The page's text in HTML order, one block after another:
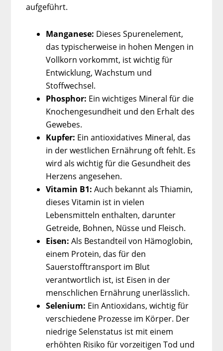
aufgeführt.
Manganese: Dieses Spurenelement,
das typischerweise in hohen Mengen in
Vollkorn vorkommt, ist wichtig für
Entwicklung, Wachstum und
Stoffwechsel.
Phosphor: Ein wichtiges Mineral für die
Knochengesundheit und den Erhalt des
Gewebes.
Kupfer: Ein antioxidatives Mineral, das
in der westlichen Ernährung oft fehlt. Es
wird als wichtig für die Gesundheit des
Herzens angesehen.
Vitamin B1: Auch bekannt als Thiamin,
dieses Vitamin ist in vielen
Lebensmitteln enthalten, darunter
Getreide, Bohnen, Nüsse und Fleisch.
Eisen: Als Bestandteil von Hämoglobin,
einem Protein, das für den
Sauerstofftransport im Blut
verantwortlich ist, ist Eisen in der
menschlichen Ernährung unerlässlich.
Selenium: Ein Antioxidans, wichtig für
verschiedene Prozesse im Körper. Der
niedrige Selenstatus ist mit einem
erhöhten Risiko für vorzeitigen Tod und